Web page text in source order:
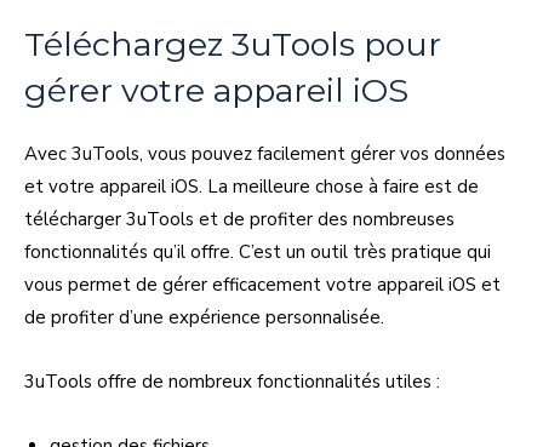
Téléchargez 3uTools pour
gérer votre appareil iOS
Avec 3uTools, vous pouvez facilement gérer vos données
et votre appareil iOS. La meilleure chose à faire est de
télécharger 3uTools et de profiter des nombreuses
fonctionnalités qu’il offre. C’est un outil très pratique qui
vous permet de gérer efficacement votre appareil iOS et
de profiter d’une expérience personnalisée.
3uTools offre de nombreux fonctionnalités utiles :